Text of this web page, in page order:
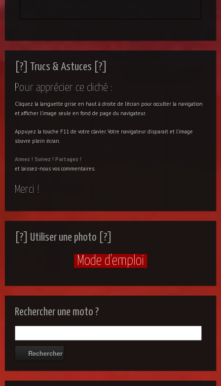
[?] Trucs & Astuces [?]
Pour apprécier ce cliché :
Cliquez la languette grise en haut à droite de l'écran pour occulter la navigation
et afficher l'image seule en fond de page du navigateur.
Appuyez la touche F11 de votre clavier. Votre navigateur disparait et l'image
s'ouvre plein écran.
Aimez ! Suivez ! Partagez !
et laissez-nous vos commentaires.
Merci !
[?] Utiliser une photo [?]
Mode d'emploi
Rechercher une moto ?